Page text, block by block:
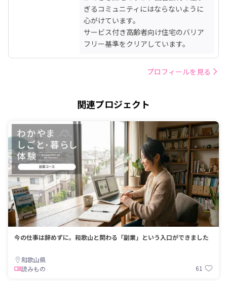
ぎるコミュニティにはならないように
心がけています。
サービス付き高齢者向け住宅のバリア
フリー基準をクリアしています。
プロフィールを見る
関連プロジェクト
今の仕事は辞めずに。和歌山と関わる「副業」という入口ができました
和歌山県
読みもの
61